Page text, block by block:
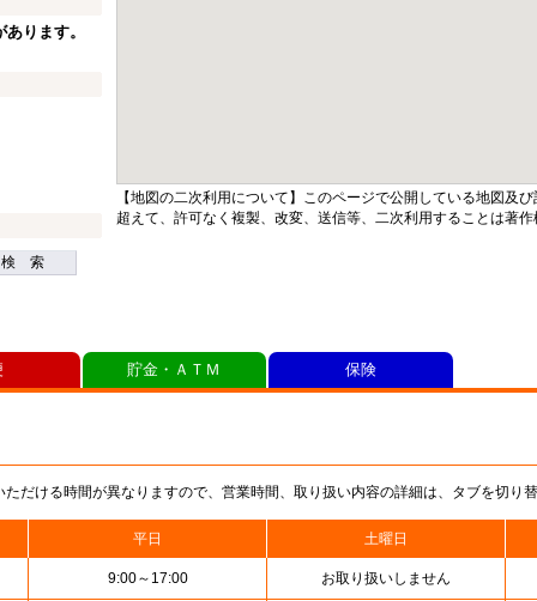
ります。
検 索
【地図の二次利用について】このページで公開している地図及
超えて、許可なく複製、改変、送信等、二次利用することは著
だける時間が異なりますので、営業時間、取り扱い内容の詳細は、タブを切り
平日 土曜日
9:00～17:00 お取り扱いしません
貯金・ＡＴＭ 保険